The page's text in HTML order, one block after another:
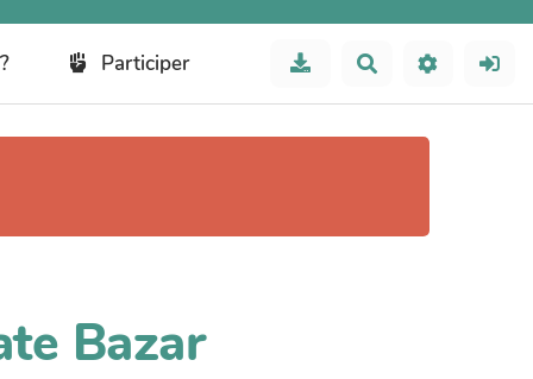
Participer Rechercher
Bazar